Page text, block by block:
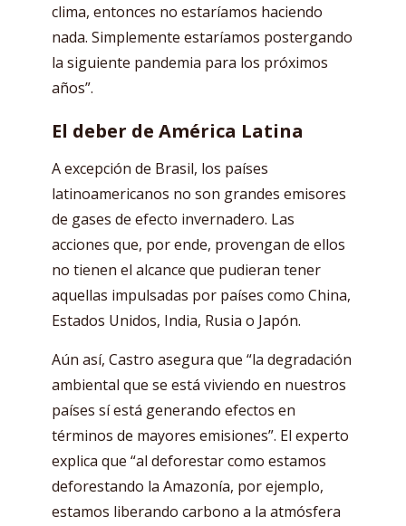
clima, entonces no estaríamos haciendo
nada. Simplemente estaríamos postergando
la siguiente pandemia para los próximos
años”.
El deber de América Latina
A excepción de Brasil, los países
latinoamericanos no son grandes emisores
de gases de efecto invernadero. Las
acciones que, por ende, provengan de ellos
no tienen el alcance que pudieran tener
aquellas impulsadas por países como China,
Estados Unidos, India, Rusia o Japón.
Aún así, Castro asegura que “la degradación
ambiental que se está viviendo en nuestros
países sí está generando efectos en
términos de mayores emisiones”. El experto
explica que “al deforestar como estamos
deforestando la Amazonía, por ejemplo,
estamos liberando carbono a la atmósfera